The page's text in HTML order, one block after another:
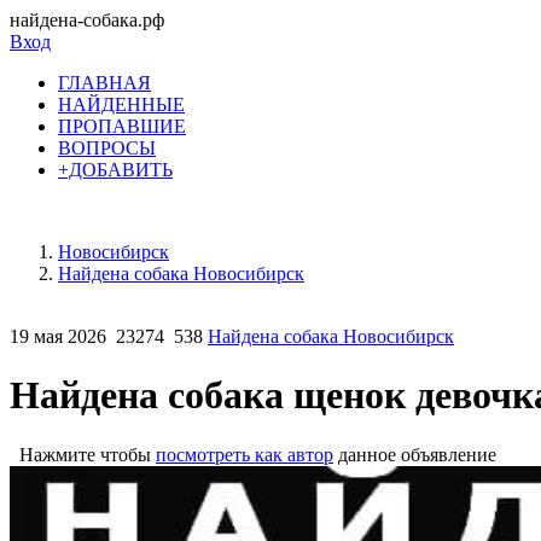
найдена-собака.рф
Вход
ГЛАВНАЯ
НАЙДЕННЫЕ
ПРОПАВШИЕ
ВОПРОСЫ
+ДОБАВИТЬ
Новосибирск
Найдена собака Новосибирск
19 мая 2026 23274 538 Найдена собака Новосибирск
Найдена собака щенок
Нажмите чтобы посмотреть как автор данное объявление